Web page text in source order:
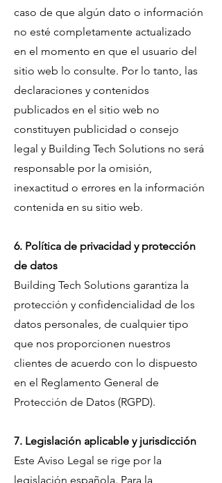
caso de que algún dato o información
no esté completamente actualizado
en el momento en que el usuario del
sitio web lo consulte. Por lo tanto, las
declaraciones y contenidos
publicados en el sitio web no
constituyen publicidad o consejo
legal y Building Tech Solutions no será
responsable por la omisión,
inexactitud o errores en la información
contenida en su sitio web.
6. Política de privacidad y protección
de datos
Building Tech Solutions garantiza la
protección y confidencialidad de los
datos personales, de cualquier tipo
que nos proporcionen nuestros
clientes de acuerdo con lo dispuesto
en el Reglamento General de
Protección de Datos (RGPD).
7. Legislación aplicable y jurisdicción
Este Aviso Legal se rige por la
legislación española. Para la